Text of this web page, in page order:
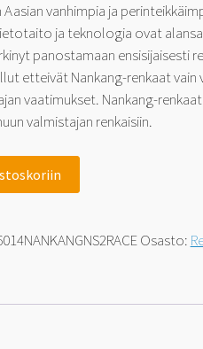
vanhimpia ja
ja teknologia ovat
panostamaan ensisijaisesti
etteivät Nankang-renkaat vain
vaatimukset. Nankang-
valmistajan renkaisiin.
Osasto: